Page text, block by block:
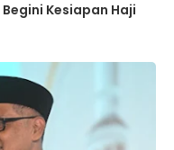
Kesiapan Haji